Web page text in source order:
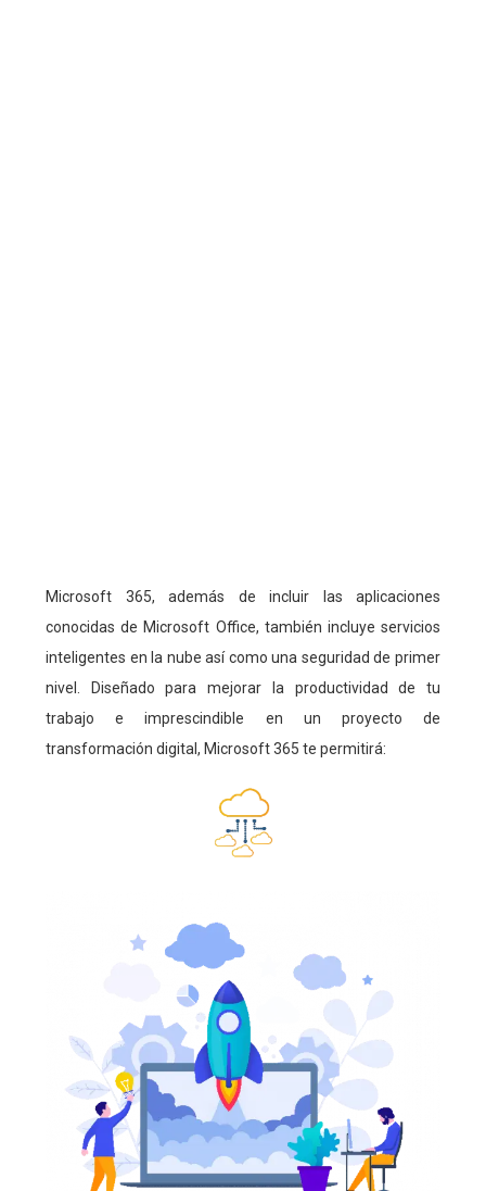
Microsoft 365, además de incluir las aplicaciones
conocidas de Microsoft Office, también incluye servicios
inteligentes en la nube así como una seguridad de primer
nivel. Diseñado para mejorar la productividad de tu
trabajo e imprescindible en un proyecto de
transformación digital, Microsoft 365 te permitirá: